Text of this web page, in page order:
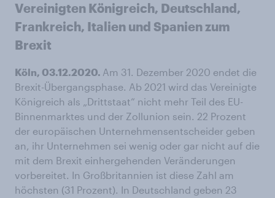
Vereinigten Königreich, Deutschland,
Frankreich, Italien und Spanien zum
Brexit
Köln, 03.12.2020. Am 31. Dezember 2020 endet die
Brexit-Übergangsphase. Ab 2021 wird das Vereinigte
Königreich als „Drittstaat“ nicht mehr Teil des EU-
Binnenmarktes und der Zollunion sein. 22 Prozent
der europäischen Unternehmensentscheider geben
an, ihr Unternehmen sei wenig oder gar nicht auf die
mit dem Brexit einhergehenden Veränderungen
vorbereitet. In Großbritannien ist diese Zahl am
höchsten (31 Prozent). In Deutschland geben 23